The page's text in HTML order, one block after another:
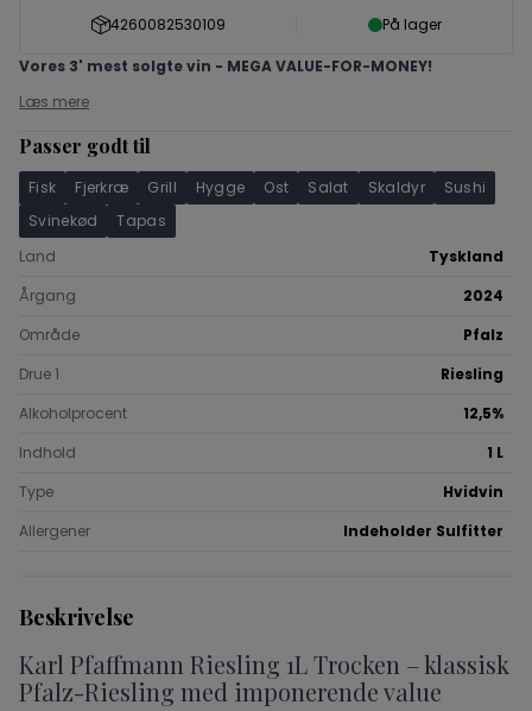
4260082530109 På lager
Vores 3' mest solgte vin - MEGA VALUE-FOR-MONEY!
Læs mere
Passer godt til
Fisk Fjerkræ Grill Hygge Ost Salat Skaldyr
Sushi
Svinekød
Tapas
Land
Tyskland
Årgang
2024
Område
Pfalz
Drue 1
Riesling
Alkoholprocent
12,5%
Indhold
1 L
Type
Hvidvin
Allergener
Indeholder Sulfitter
Beskrivelse
Karl Pfaffmann Riesling 1L Trocken – klassisk
Pfalz-Riesling med imponerende value